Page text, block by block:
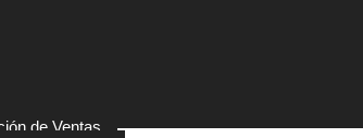
de Ventas